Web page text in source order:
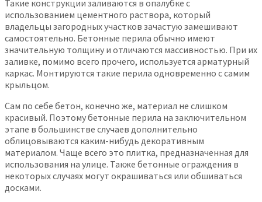
Такие конструкции заливаются в опалубке с
использованием цементного раствора, который
владельцы загородных участков зачастую замешивают
самостоятельно. Бетонные перила обычно имеют
значительную толщину и отличаются массивностью. При их
заливке, помимо всего прочего, используется арматурный
каркас. Монтируются такие перила одновременно с самим
крыльцом.
Сам по себе бетон, конечно же, материал не слишком
красивый. Поэтому бетонные перила на заключительном
этапе в большинстве случаев дополнительно
облицовываются каким-нибудь декоративным
материалом. Чаще всего это плитка, предназначенная для
использования на улице. Также бетонные ограждения в
некоторых случаях могут окрашиваться или обшиваться
досками.